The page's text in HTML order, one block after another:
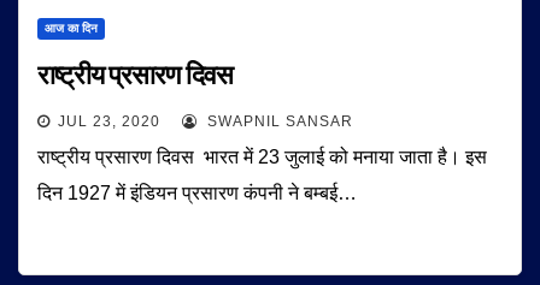
आज का दिन
राष्ट्रीय प्रसारण दिवस
JUL 23, 2020 SWAPNIL SANSAR
राष्ट्रीय प्रसारण दिवस भारत में 23 जुलाई को मनाया जाता है। इस
दिन 1927 में इंडियन प्रसारण कंपनी ने बम्बई…